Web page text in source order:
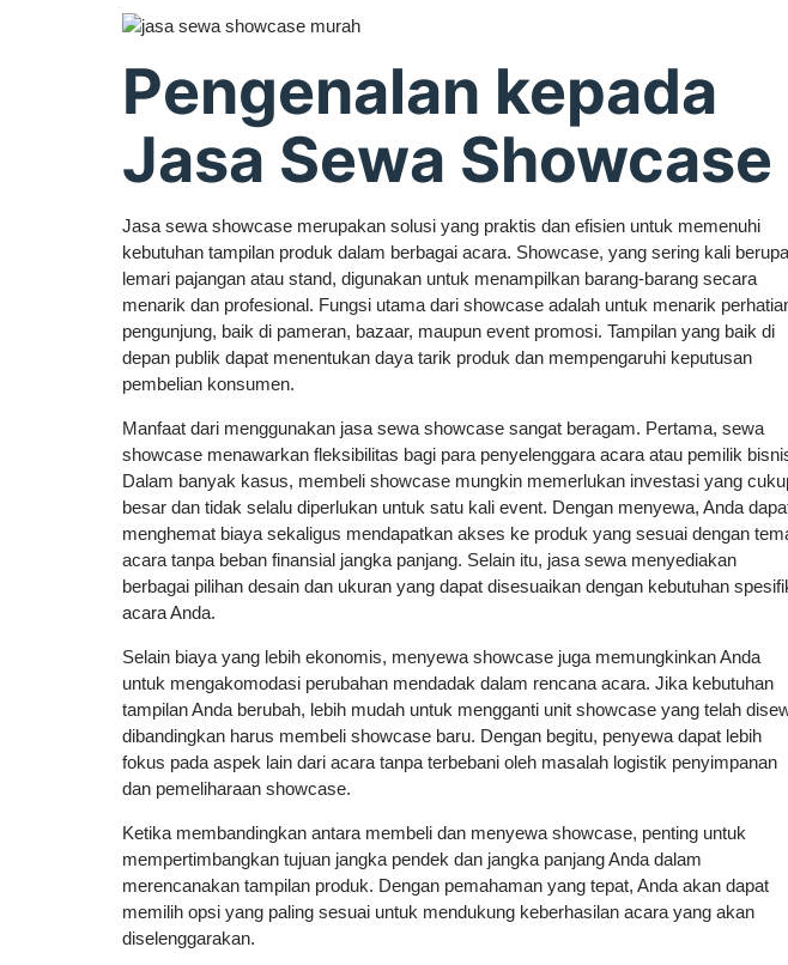
Pengenalan kepada
Jasa Sewa Showcase
Jasa sewa showcase merupakan solusi yang praktis dan efisien untuk memenuhi
kebutuhan tampilan produk dalam berbagai acara. Showcase, yang sering kali berupa
lemari pajangan atau stand, digunakan untuk menampilkan barang-barang secara
menarik dan profesional. Fungsi utama dari showcase adalah untuk menarik
pengunjung, baik di pameran, bazaar, maupun event promosi. Tampilan yang baik di
depan publik dapat menentukan daya tarik produk dan mempengaruhi keputusan
pembelian konsumen.
Manfaat dari menggunakan jasa sewa showcase sangat beragam. Pertama, sewa
showcase menawarkan fleksibilitas bagi para penyelenggara acara atau pemilik
Dalam banyak kasus, membeli showcase mungkin memerlukan investasi yang
besar dan tidak selalu diperlukan untuk satu kali event. Dengan menyewa, Anda
menghemat biaya sekaligus mendapatkan akses ke produk yang sesuai dengan
acara tanpa beban finansial jangka panjang. Selain itu, jasa sewa menyediakan
berbagai pilihan desain dan ukuran yang dapat disesuaikan dengan kebutuhan
acara Anda.
Selain biaya yang lebih ekonomis, menyewa showcase juga memungkinkan Anda
untuk mengakomodasi perubahan mendadak dalam rencana acara. Jika kebutuhan
tampilan Anda berubah, lebih mudah untuk mengganti unit showcase yang telah
dibandingkan harus membeli showcase baru. Dengan begitu, penyewa dapat lebih
fokus pada aspek lain dari acara tanpa terbebani oleh masalah logistik penyimpanan
dan pemeliharaan showcase.
Ketika membandingkan antara membeli dan menyewa showcase, penting untuk
mempertimbangkan tujuan jangka pendek dan jangka panjang Anda dalam
merencanakan tampilan produk. Dengan pemahaman yang tepat, Anda akan dapat
memilih opsi yang paling sesuai untuk mendukung keberhasilan acara yang akan
diselenggarakan.